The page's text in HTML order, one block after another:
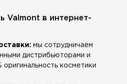
Valmont в интернет-
мы сотрудничаем
дистрибьюторами и
оригинальность косметики